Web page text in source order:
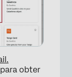
obter